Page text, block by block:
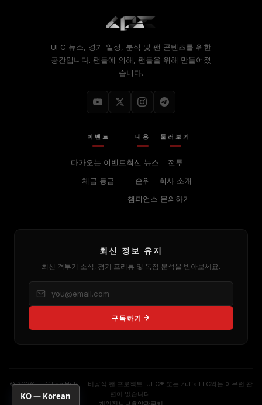
UFC 뉴스, 경기 일정, 분석 및 팬 콘텐츠를 위한
공간입니다. 팬들에 의해, 팬들을 위해 만들어졌
습니다.
이벤트
다가오는 이벤트
체급 등급
내용
최신 뉴스
순위
챔피언스
둘러보기
전투
회사 소개
문의하기
최신 정보 유지
최신 격투기 소식, 경기 프리뷰 및 독점 분석을 받아보세요.
구독하기
© 2026 UFC Fan Hub — 비공식 팬 프로젝트. UFC® 또는 Zuffa LLC와는 아무런 관
련이 없습니다.
KO — Korean